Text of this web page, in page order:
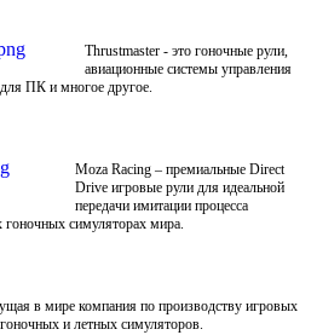
Thrustmaster - это гоночные рули,
авиационные системы управления
ПК и многое другое.
Moza Racing – премиальные Direct
Drive игровые рули для идеальной
передачи имитации процесса
симуляторах мира.
в мире компания по производству игровых
и летных симуляторов.